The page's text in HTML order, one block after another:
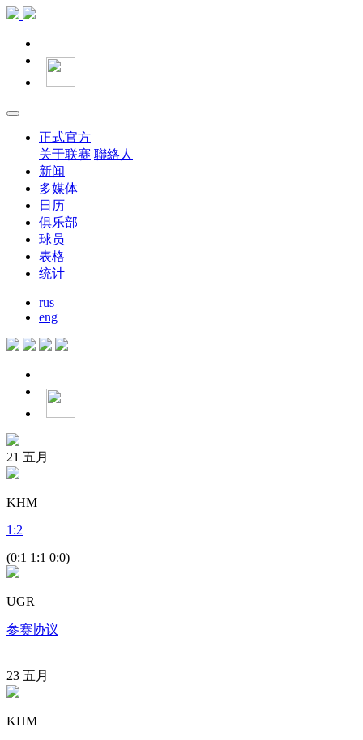
正式官方
关于联赛 聯絡人
新闻
多媒体
日历
俱乐部
球员
表格
统计
rus
eng
21 五月
KHM
1 :2
(0:1 1:1 0:0)
UGR
参赛协议
23 五月
KHM